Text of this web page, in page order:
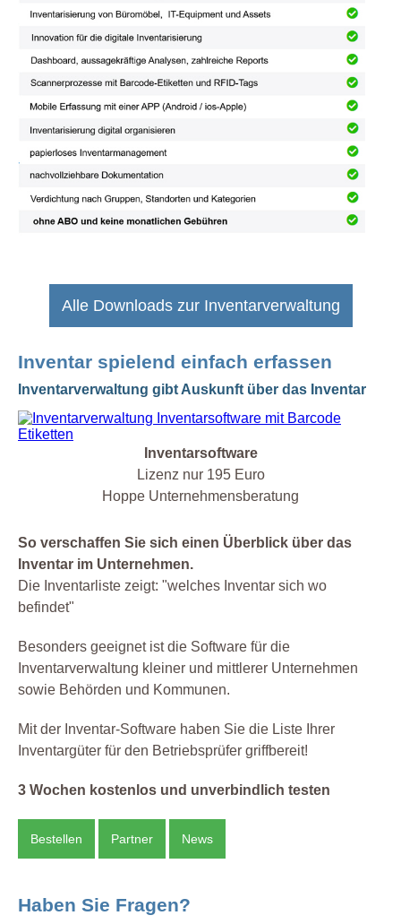
Alle Downloads zur Inventarverwaltung
Inventar spielend einfach erfassen
Inventarverwaltung gibt Auskunft über das Inventar
Inventarsoftware
Lizenz nur 195 Euro
Hoppe Unternehmensberatung
So verschaffen Sie sich einen Überblick über das
Inventar im Unternehmen.
Die Inventarliste zeigt: "welches Inventar sich wo
befindet"
Besonders geeignet ist die Software für die
Inventarverwaltung kleiner und mittlerer Unternehmen
sowie Behörden und Kommunen.
Mit der Inventar-Software haben Sie die Liste Ihrer
Inventargüter für den Betriebsprüfer griffbereit!
3 Wochen kostenlos und unverbindlich testen
Bestellen Partner News
Haben Sie Fragen?